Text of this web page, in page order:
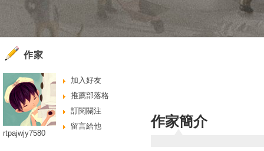
作家簡介
作家
加入好友
推薦部落格
訂閱關注
留言給他
rtpajwjy7580